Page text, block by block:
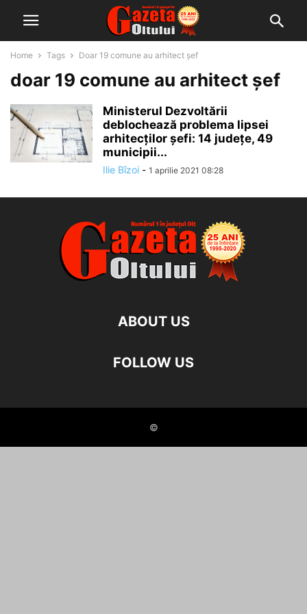
Home Tags Doar 19 comune au arhitect șef
doar 19 comune au arhitect șef
Ministerul Dezvoltării
deblochează problema lipsei
arhitecților șefi: 14 judeţe, 49
municipii...
Ilie Bîzoi - 1 aprilie 2021 08:28
ABOUT US
FOLLOW US
©